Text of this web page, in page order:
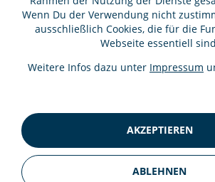
HASLER
Kaiserpfalzstraße 65
78351 Bodman-Ludwigshafen
Deutschland
info@cafe-hasler.de
Startseite
Zimmer
Wenn Du der Verwendung nicht
ausschließlich Cookies, die für die
Webseite essentiell
Weitere Infos dazu unter Impressum
AKZEPTIEREN
ABLEHNEN